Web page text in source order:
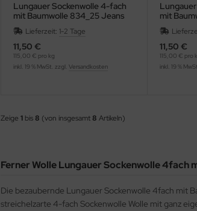
Lungauer Sockenwolle 4-fach
mit Baumwolle 834_25 Jeans
Lieferzeit: 1-2 Tage
11,50 €
115,00 € pro kg
inkl. 19 % MwSt. zzgl. Versandkosten
mit
Violett
11,50 €
115,00 € pro
inkl. 19 %
Zeige 1 bis 8 (von insgesamt 8 Artikeln)
Ferner Wolle Lungauer Sockenwolle 4fach
Die bezaubernde Lungauer Sockenwolle 4fach mit
streichelzarte 4-fach Sockenwolle Wolle mit ganz